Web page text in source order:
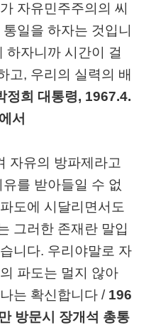
자유민주주의의 씨
일을 하자는 것입니
하자니까 시간이 걸
고, 우리의 실력의 배
정희 대통령, 1967.4.
서
자유의 방파제라고
를 받아들일 수 없
도에 시달리면서도
그러한 존재란 말입
니다. 우리야말로 자
파도는 멀지 않아
는 확신합니다 / 196
방문시 장개석 총통